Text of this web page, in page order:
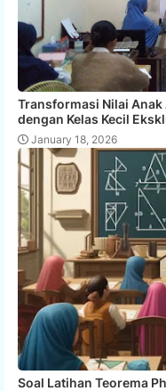
Transformasi Nilai
dengan Kelas Kecil
January 18, 2026
Soal Latihan Teorema